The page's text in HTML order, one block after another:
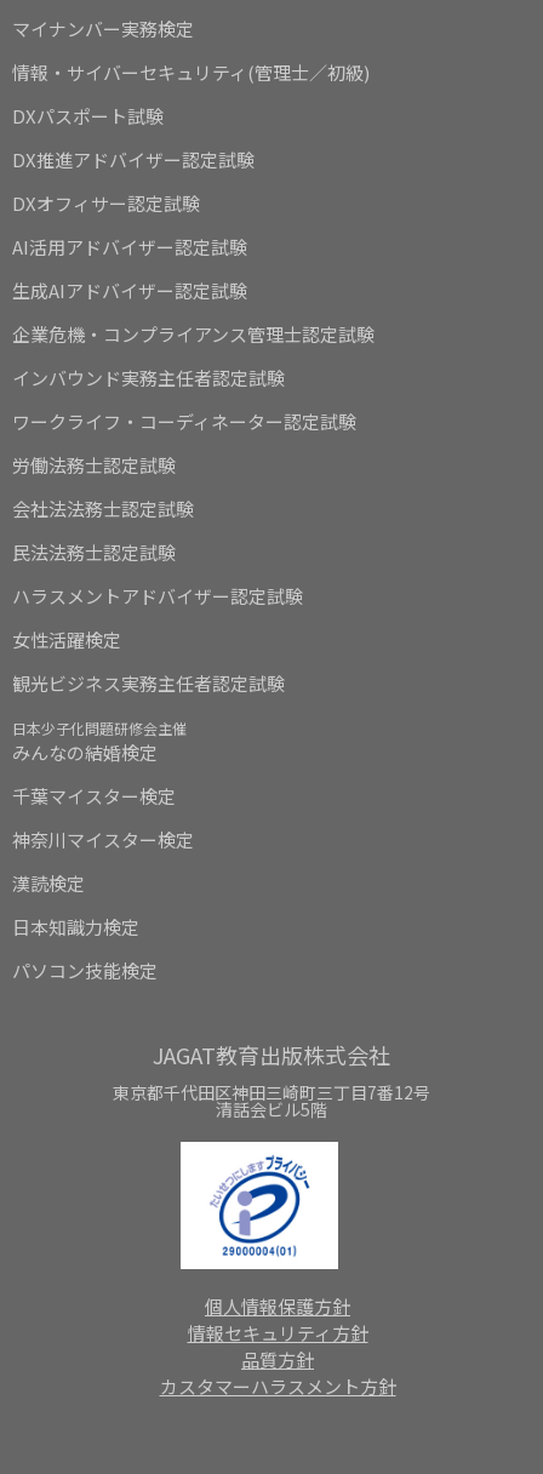
マイナンバー実務検定
情報・サイバーセキュリティ(管理士／初級)
DXパスポート試験
DX推進アドバイザー認定試験
DXオフィサー認定試験
AI活用アドバイザー認定試験
生成AIアドバイザー認定試験
企業危機・コンプライアンス管理士認定試験
インバウンド実務主任者認定試験
ワークライフ・コーディネーター認定試験
労働法務士認定試験
会社法法務士認定試験
民法法務士認定試験
ハラスメントアドバイザー認定試験
女性活躍検定
観光ビジネス実務主任者認定試験
日本少子化問題研修会主催
みんなの結婚検定
千葉マイスター検定
神奈川マイスター検定
漢読検定
日本知識力検定
パソコン技能検定
JAGAT教育出版株式会社
東京都千代田区神田三崎町三丁目7番12号
清話会ビル5階
個人情報保護方針
情報セキュリティ方針
品質方針
カスタマーハラスメント方針